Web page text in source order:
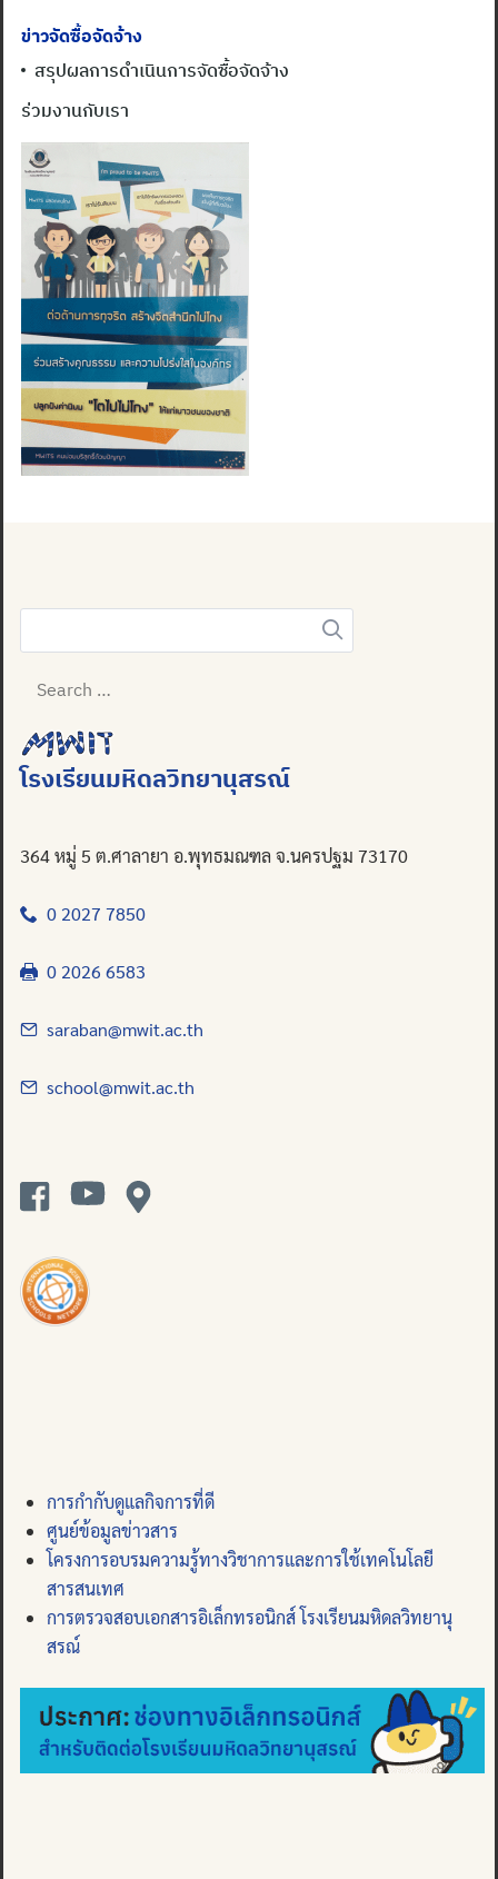
Search
for:
ข่าวจัดซื้อจัดจ้าง
สรุปผลการดำเนินการจัดซื้อจัดจ้าง
ร่วมงานกับเรา
Search
for:
โรงเรียนมหิดลวิทยานุสรณ์
364 หมู่ 5 ต.ศาลายา อ.พุทธมณฑล จ.นครปฐม 73170
0 2027 7850
0 2026 6583
saraban@mwit.ac.th
school@mwit.ac.th
การกำกับดูแลกิจการที่ดี
ศูนย์ข้อมูลข่าวสาร
โครงการอบรมความรู้ทางวิชาการและการใช้เทคโนโลยี
สารสนเทศ
การตรวจสอบเอกสารอิเล็กทรอนิกส์ โรงเรียนมหิดลวิทยานุ
สรณ์